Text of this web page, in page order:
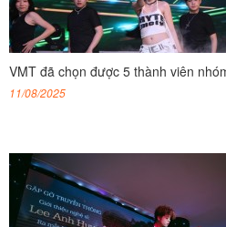
VMT đã chọn được 5 thành viên
11/08/2025